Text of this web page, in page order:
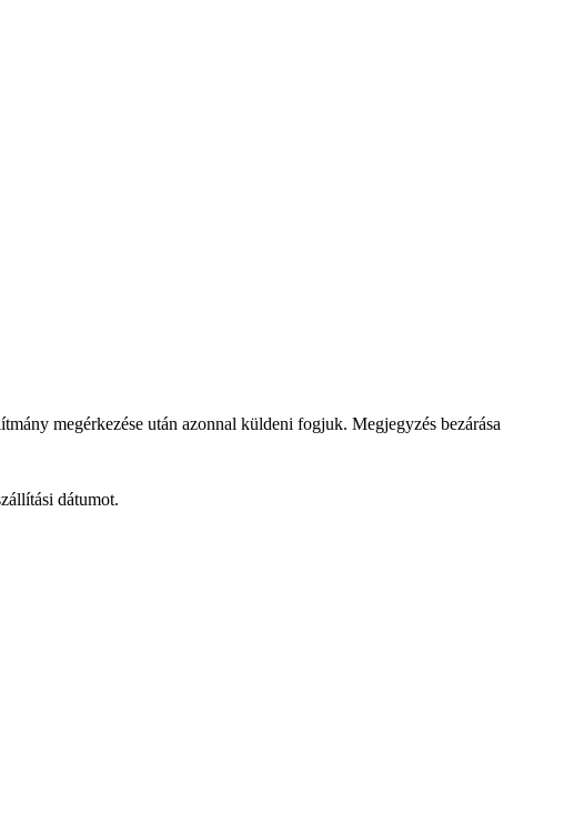
megérkezése után azonnal küldeni fogjuk. Megjegyzés bezárása
dátumot.